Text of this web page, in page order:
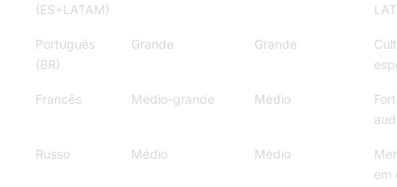
(ES+LATAM)
Português
(BR)
Grande Grande
Francês Médio-grande Médio
Russo Médio Médio
em